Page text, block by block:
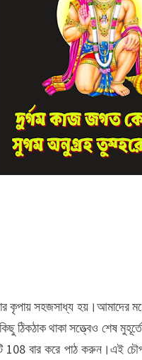
সহজসাধ্য হয়।আমাদের মধ্যে
ঠিকঠাক থাকা সত্ত্বেও শেষ
108 বার করে পাঠ করুন।এই